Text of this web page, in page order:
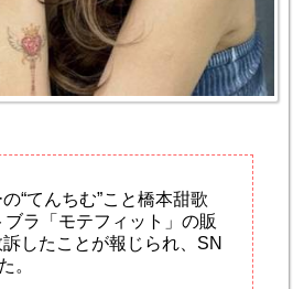
“てんちむ”こと橋本甜歌
ブラ「モテフィット」の販
したことが報じられ、SN
。